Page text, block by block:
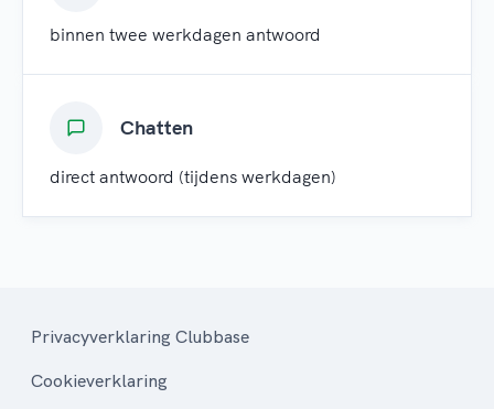
binnen twee werkdagen antwoord
Chatten
direct antwoord (tijdens werkdagen)
Privacyverklaring Clubbase
Cookieverklaring